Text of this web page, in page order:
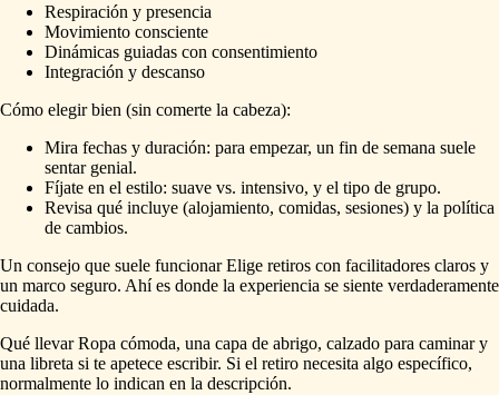
Respiración y presencia
Movimiento consciente
Dinámicas guiadas con consentimiento
Integración y descanso
Cómo elegir bien (sin comerte la cabeza):
Mira fechas y duración: para empezar, un fin de semana suele
sentar genial.
Fíjate en el estilo: suave vs. intensivo, y el tipo de grupo.
Revisa qué incluye (alojamiento, comidas, sesiones) y la política
de cambios.
Un consejo que suele funcionar Elige retiros con facilitadores claros y
un marco seguro. Ahí es donde la experiencia se siente verdaderamente
cuidada.
Qué llevar Ropa cómoda, una capa de abrigo, calzado para caminar y
una libreta si te apetece escribir. Si el retiro necesita algo específico,
normalmente lo indican en la descripción.